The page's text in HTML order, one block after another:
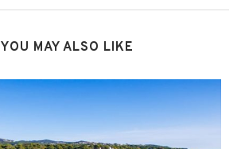
YOU MAY ALSO LIKE